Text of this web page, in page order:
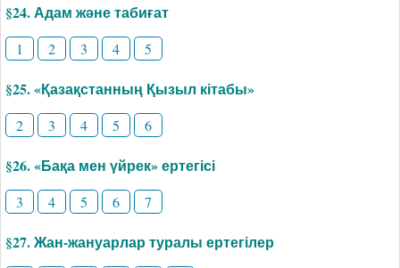
§24. Адам және табиғат
1 2 3 4 5
§25. «Қазақстанның Қызыл кітабы»
2 3 4 5 6
§26. «Бақа мен үйрек» ертегісі
3 4 5 6 7
§27. Жан-жануарлар туралы ертегілер